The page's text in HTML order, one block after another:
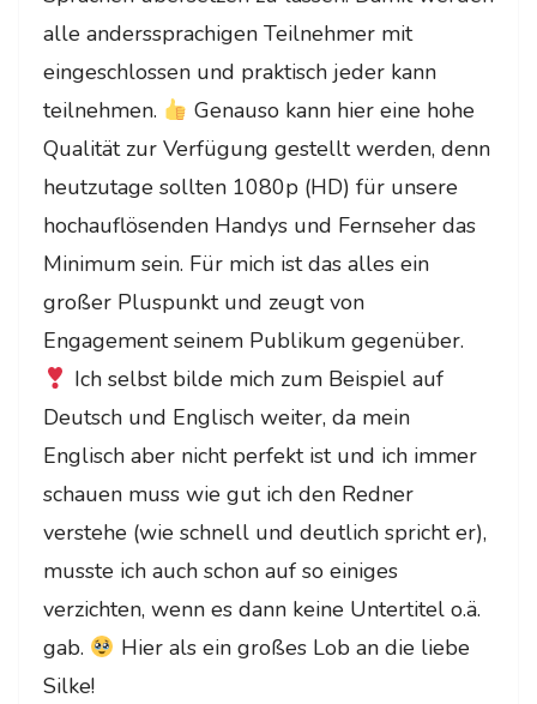
alle anderssprachigen Teilnehmer mit
eingeschlossen und praktisch jeder kann
teilnehmen.
Genauso kann hier eine hohe
Qualität zur Verfügung gestellt werden, denn
heutzutage sollten 1080p (HD) für unsere
hochauflösenden Handys und Fernseher das
Minimum sein. Für mich ist das alles ein
großer Pluspunkt und zeugt von
Engagement seinem Publikum gegenüber.
Ich selbst bilde mich zum Beispiel auf
Deutsch und Englisch weiter, da mein
Englisch aber nicht perfekt ist und ich immer
schauen muss wie gut ich den Redner
verstehe (wie schnell und deutlich spricht er),
musste ich auch schon auf so einiges
verzichten, wenn es dann keine Untertitel o.ä.
gab.
Hier als ein großes Lob an die liebe
Silke!